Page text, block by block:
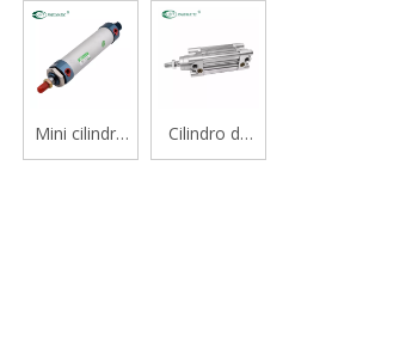
deslizante
tipo varilla
doble serie
STM
Mini cilindro
de aluminio
Cilindro de
vástago